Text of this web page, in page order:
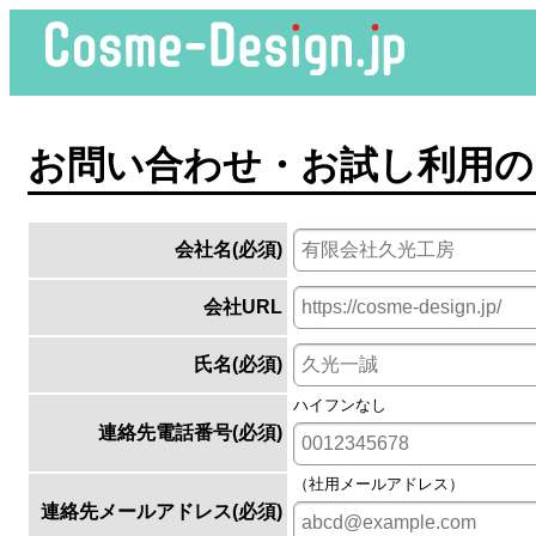
お問い合わせ・お試し利用
会社名(必須)
会社URL
氏名(必須)
連絡先電話番号(必須)
ハイフンなし
連絡先メールアドレス(必須)
（社用メールアドレス）